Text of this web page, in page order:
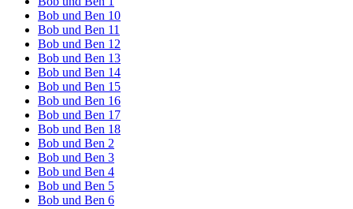
Bob und Ben 10
Bob und Ben 11
Bob und Ben 12
Bob und Ben 13
Bob und Ben 14
Bob und Ben 15
Bob und Ben 16
Bob und Ben 17
Bob und Ben 18
Bob und Ben 2
Bob und Ben 3
Bob und Ben 4
Bob und Ben 5
Bob und Ben 6